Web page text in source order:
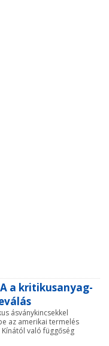
a kritikusanyag-
ásványkincsekkel
az amerikai termelés
való függőség